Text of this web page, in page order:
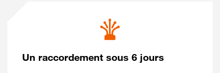
Un raccordement sous 6 jours